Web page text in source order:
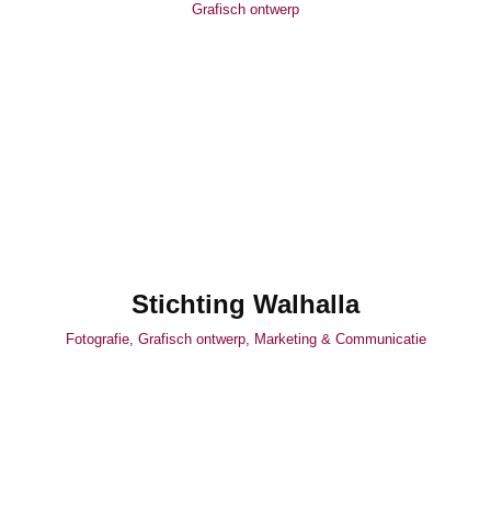
Grafisch ontwerp
Stichting Walhalla
Fotografie, Grafisch ontwerp, Marketing & Communicatie